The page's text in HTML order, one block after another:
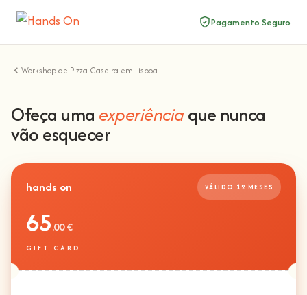
Pagamento Seguro
Workshop de Pizza Caseira em Lisboa
Ofeça uma experiênciaque nunca
vão esquecer
hands on VÁLIDO 12 MESES
65.00 €
GIFT CARD